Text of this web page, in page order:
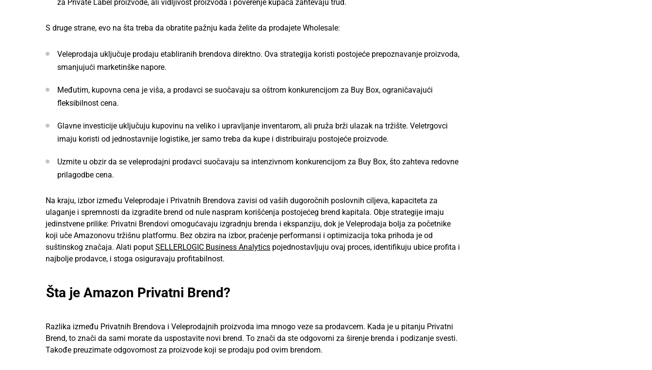
za Private Label proizvode, ali vidljivost proizvoda i poverenje kupaca zahtevaju trud.
S druge strane, evo na šta treba da obratite pažnju kada želite da prodajete Wholesale:
Veleprodaja uključuje prodaju etabliranih brendova direktno. Ova strategija koristi postojeće prepoznavanje proizvoda,
smanjujući marketinške napore.
Međutim, kupovna cena je viša, a prodavci se suočavaju sa oštrom konkurencijom za Buy Box, ograničavajući
fleksibilnost cena.
Glavne investicije uključuju kupovinu na veliko i upravljanje inventarom, ali pruža brži ulazak na tržište. Veletrgovci
imaju koristi od jednostavnije logistike, jer samo treba da kupe i distribuiraju postojeće proizvode.
Uzmite u obzir da se veleprodajni prodavci suočavaju sa intenzivnom konkurencijom za Buy Box, što zahteva redovne
prilagodbe cena.
Na kraju, izbor između Veleprodaje i Privatnih Brendova zavisi od vaših dugoročnih poslovnih ciljeva, kapaciteta za
ulaganje i spremnosti da izgradite brend od nule naspram korišćenja postojećeg brend kapitala. Obje strategije imaju
jedinstvene prilike: Privatni Brendovi omogućavaju izgradnju brenda i ekspanziju, dok je Veleprodaja bolja za početnike
koji uče Amazonovu tržišnu platformu. Bez obzira na izbor, praćenje performansi i optimizacija toka prihoda je od
suštinskog značaja. Alati poput SELLERLOGIC Business Analytics pojednostavljuju ovaj proces, identifikuju ubice profita i
najbolje prodavce, i stoga osiguravaju profitabilnost.
Šta je Amazon Privatni Brend?
Razlika između Privatnih Brendova i Veleprodajnih proizvoda ima mnogo veze sa prodavcem. Kada je u pitanju Privatni
Brend, to znači da sami morate da uspostavite novi brend. To znači da ste odgovorni za širenje brenda i podizanje svesti.
Takođe preuzimate odgovornost za proizvode koji se prodaju pod ovim brendom.